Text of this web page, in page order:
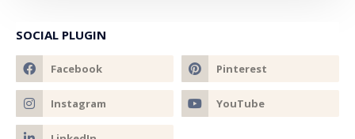
SOCIAL PLUGIN